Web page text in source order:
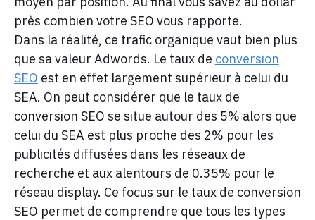
près combien votre SEO vous rapporte.
Dans la réalité, ce trafic organique vaut bien plus
que sa valeur Adwords. Le taux de conversion
SEO est en effet largement supérieur à celui du
SEA. On peut considérer que le taux de
conversion SEO se situe autour des 5% alors que
celui du SEA est plus proche des 2% pour les
publicités diffusées dans les réseaux de
recherche et aux alentours de 0.35% pour le
réseau display. Ce focus sur le taux de conversion
SEO permet de comprendre que tous les types